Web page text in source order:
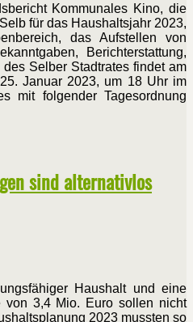
Kommunales Kino, die
für das Haushaltsjahr 2023,
das Aufstellen von
Berichterstattung,
Selber Stadtrates findet am
Januar 2023, um 18 Uhr im
mit folgender Tagesordnung
sind alternativlos
Haushalt und eine
von 3,4 Mio. Euro sollen nicht
2023 mussten so